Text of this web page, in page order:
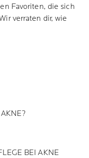
Favoriten, die sich
verraten dir, wie
BEI AKNE